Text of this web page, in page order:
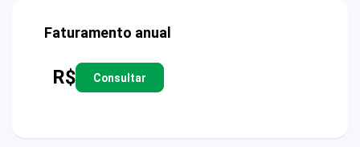
Faturamento anual
R$ Consultar